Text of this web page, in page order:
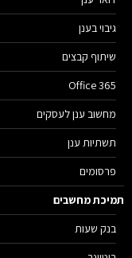
גיבוי בענן
שיתוף קבצים
Office 365
מחשוב ענן לעסקים
תשתיות ענן
פרסומים
מחשבים
בנק שעות